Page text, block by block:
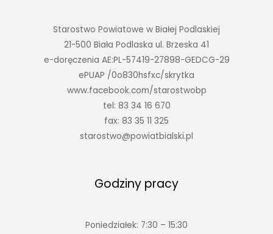
Starostwo Powiatowe w Białej Podlaskiej
21-500 Biała Podlaska ul. Brzeska 41
e-doręczenia AE:PL-57419-27898-GEDCG-29
ePUAP /0o830hsfxc/skrytka
www.facebook.com/starostwobp
tel: 83 34 16 670
fax: 83 35 11 325
starostwo@powiatbialski.pl
Godziny pracy
Poniedziałek: 7:30 – 15:30